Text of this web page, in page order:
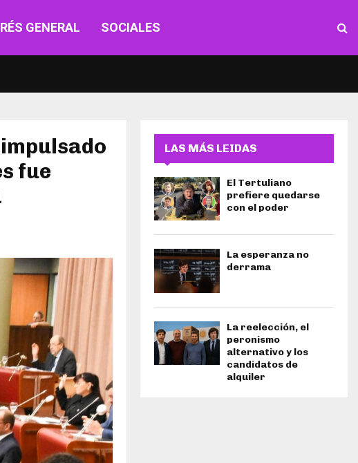
GENERAL SOCIALES
fue
LAS MÁS LEIDAS
El Tertuliano
prefiere quedarse
con el poder
La esperanza no
derrama
La reelección, el
peronismo
alternativo y los
candidatos de
alquiler